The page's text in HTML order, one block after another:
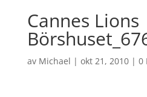
Cannes Lions
av Michael | okt 21, 2010| 0